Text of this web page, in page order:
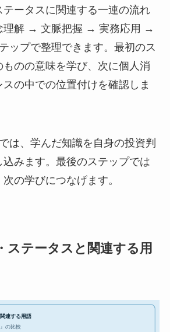
テータスに関連する一連の流れ
理解 → 文脈把握 → 実務応用 →
ップで整理できます。最初のス
のの意味を学び、次に個人消
の中での位置付けを確認しま
は、学んだ知識を自身の投資判
込みます。最後のステップでは
の学びにつなげます。
ステータスと関連する用
連する用語
の比較